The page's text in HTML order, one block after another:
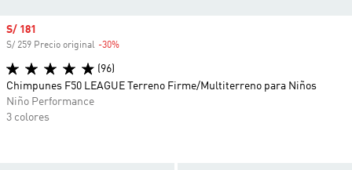
Precio de venta
S/ 181
S/ 259 Precio original -30%
(96)
Chimpunes F50 LEAGUE Terreno Firme/Multiterreno para Niños
Niño Performance
3 colores